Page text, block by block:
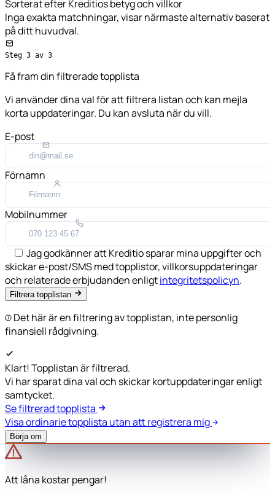
Sorterat efter Kreditios betyg och villkor
Inga exakta matchningar, visar närmaste alternativ baserat
på ditt huvudval.
Steg 3 av 3
Få fram din filtrerade topplista
Vi använder dina val för att filtrera listan och kan mejla
korta uppdateringar. Du kan avsluta när du vill.
E-post
Förnamn
Mobilnummer
Jag godkänner att Kreditio sparar mina uppgifter och
skickar e-post/SMS med topplistor, villkorsuppdateringar
och relaterade erbjudanden enligtintegritetspolicyn.
Filtrera topplistan
Det här är en filtrering av topplistan, inte personlig
finansiell rådgivning.
Klart! Topplistan är filtrerad.
Vi har sparat dina val och skickar kortuppdateringar enligt
samtycket.
Se filtrerad topplista
Visa ordinarie topplista utan att registrera mig
Börja om
Att låna kostar pengar!